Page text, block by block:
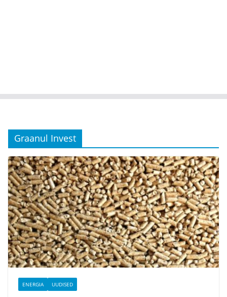
Graanul Invest
ENERGIA UUDISED